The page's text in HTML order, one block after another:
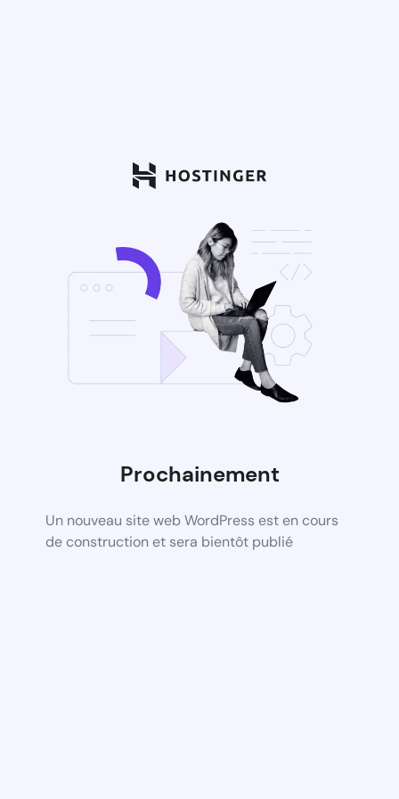
Prochainement
Un nouveau site web WordPress est en cours
de construction et sera bientôt publié